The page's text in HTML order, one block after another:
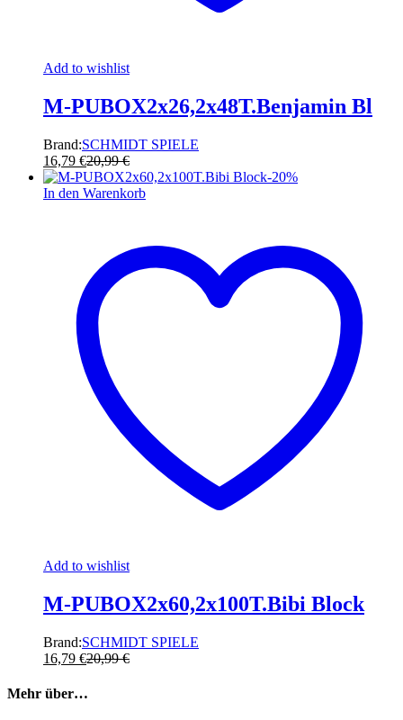
Add to wishlist
M-PUBOX2x26,2x48T.Benjamin Bl
Brand:SCHMIDT SPIELE
16,79 €20,99€
-20%
In den Warenkorb
Add to wishlist
M-PUBOX2x60,2x100T.Bibi Block
Brand:SCHMIDT SPIELE
16,79 €20,99€
Mehr über…